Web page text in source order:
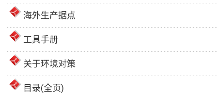
海外生产据点
工具手册
关于环境对策
目录(全页)